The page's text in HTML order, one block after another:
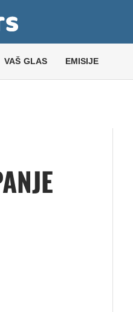
VAŠ GLAS EMISIJE